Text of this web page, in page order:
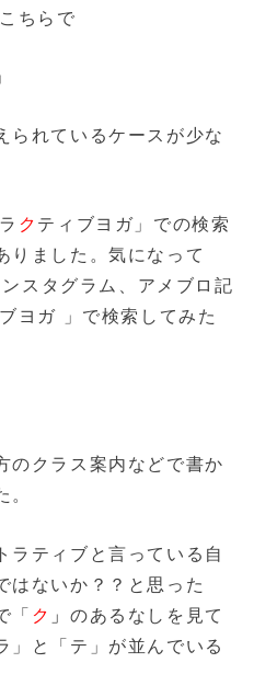
ちらで
られているケースが少な
ク ティブヨガ」での検索
りました。気になって
スタグラム、アメブロ記
ヨガ 」で検索してみた
のクラス案内などで書か
。
ラティブと言っている自
はないか？？と思った
「 ク 」のあるなしを見て
」と「テ」が並んでいる